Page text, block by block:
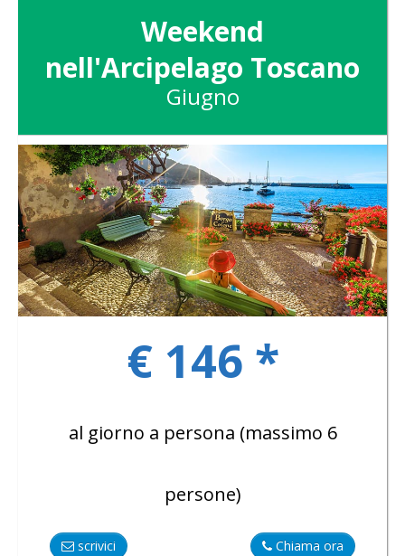
Weekend
nell'Arcipelago Toscano
Giugno
€ 146 *
al giorno a persona (massimo 6
persone)
Chiama ora
scrivici